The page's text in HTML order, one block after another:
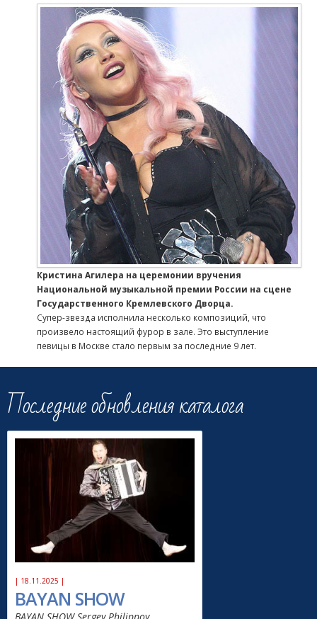
Кристина Агилера на церемонии вручения
Национальной музыкальной премии России на сцене
Государственного Кремлевского Дворца.
Супер-звезда исполнила несколько композиций, что
произвело настоящий фурор в зале. Это выступление
певицы в Москве стало первым за последние 9 лет.
Последние обновления каталога
| 18.11.2025 |
BAYAN SHOW